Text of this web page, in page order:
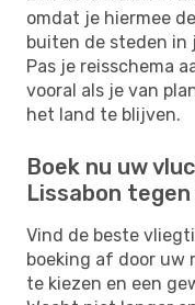
omdat je hiermee
buiten de steden in
Pas je reisschema
vooral als je van
het land te blijven.
Boek nu uw
Lissabon
Vind de beste
boeking af door uw
te kiezen en een